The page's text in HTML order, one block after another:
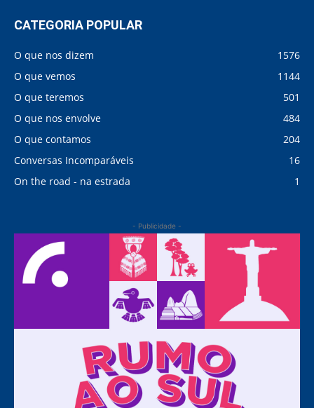
CATEGORIA POPULAR
O que nos dizem
1576
O que vemos
1144
O que teremos
501
O que nos envolve
484
O que contamos
204
Conversas Incomparáveis
16
On the road - na estrada
1
- Publicidade -